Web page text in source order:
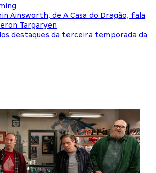
Ainsworth, de A Casa do Dragão, fala
Targaryen
destaques da terceira temporada da